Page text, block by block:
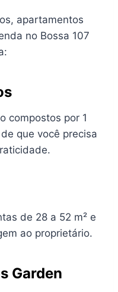
apartamentos
no Bossa 107
compostos por 1
que você precisa
de 28 a 52 m² e
ao proprietário.
Garden